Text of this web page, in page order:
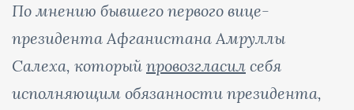
По мнению бывшего первого вице-
президента Афганистана Амруллы
Салеха, который провозгласил себя
исполняющим обязанности президента,